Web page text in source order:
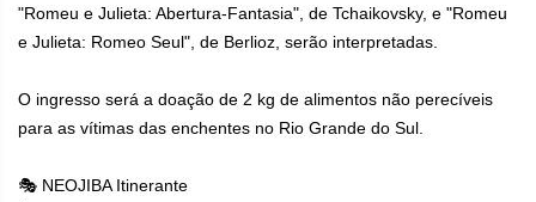
"Romeu e Julieta: Abertura-Fantasia", de Tchaikovsky, e "Romeu
e Julieta: Romeo Seul", de Berlioz, serão interpretadas.
O ingresso será a doação de 2 kg de alimentos não perecíveis
para as vítimas das enchentes no Rio Grande do Sul.
🎭 NEOJIBA Itinerante